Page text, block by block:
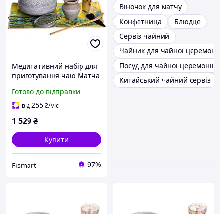
Медитативний набір для
приготування чаю Матча
предметів
Готово до відправки
від255₴/міс
1 529₴
Купити
Fismart 97%
Віночок для матчу
Конфетница
Блюдце
Сервіз чайний
Чайник для чайної церемонії
Посуд для чайної церемонії
Китайський чайний сервіз